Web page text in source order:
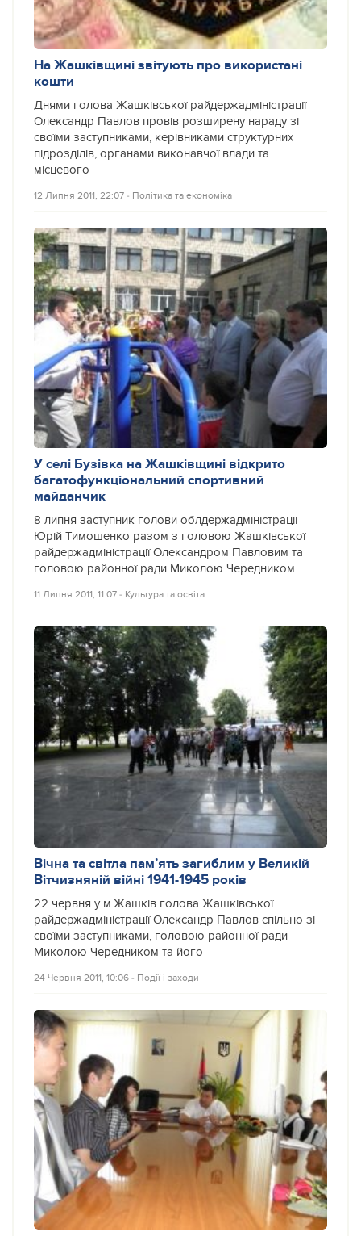
На Жашківщині звітують про використані
кошти
Днями голова Жашківської райдержадміністрації
Олександр Павлов провів розширену нараду зі
своїми заступниками, керівниками структурних
підрозділів, органами виконавчої влади та
місцевого
12 Липня 2011, 22:07 ‐ Політика та економіка
У селі Бузівка на Жашківщині відкрито
багатофункціональний спортивний
майданчик
8 липня заступник голови облдержадміністрації
Юрій Тимошенко разом з головою Жашківської
райдержадміністрації Олександром Павловим та
головою районної ради Миколою Чередником
11 Липня 2011, 11:07 ‐ Культура та освіта
Вічна та світла пам’ять загиблим у Великій
Вітчизняній війні 1941-1945 років
22 червня у м.Жашків голова Жашківської
райдержадміністрації Олександр Павлов спільно зі
своїми заступниками, головою районної ради
Миколою Чередником та його
24 Червня 2011, 10:06 ‐ Події і заходи